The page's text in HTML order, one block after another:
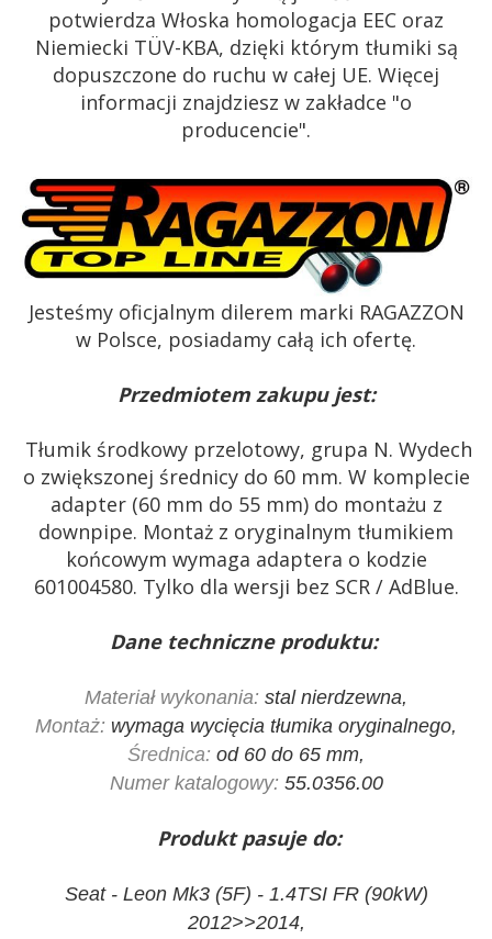
potwierdza Włoska homologacja EEC oraz
Niemiecki TÜV-KBA, dzięki którym tłumiki są
dopuszczone do ruchu w całej UE. Więcej
informacji znajdziesz w zakładce "o
producencie".
Jesteśmy oficjalnym dilerem marki RAGAZZON
w Polsce, posiadamy całą ich ofertę.
Przedmiotem zakupu jest:
Tłumik środkowy przelotowy, grupa N. Wydech
o zwiększonej średnicy do 60 mm. W komplecie
adapter (60 mm do 55 mm) do montażu z
downpipe. Montaż z oryginalnym tłumikiem
końcowym wymaga adaptera o kodzie
601004580. Tylko dla wersji bez SCR / AdBlue.
Dane techniczne produktu:
Materiał wykonania: stal nierdzewna,
Montaż: wymaga wycięcia tłumika oryginalnego,
Średnica: od 60 do 65 mm,
Numer katalogowy:55.0356.00
Produkt pasuje do:
Seat - Leon Mk3 (5F) - 1.4TSI FR (90kW)
2012>>2014,